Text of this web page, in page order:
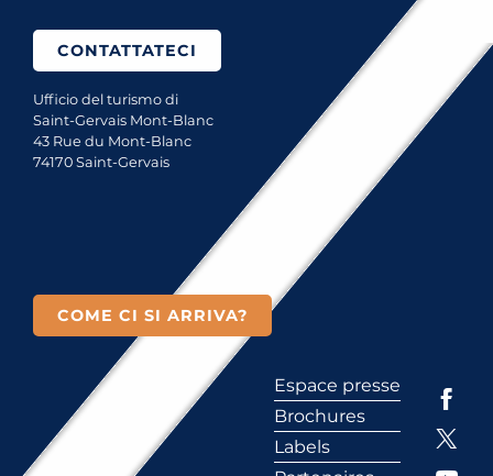
CONTATTATECI
Ufficio del turismo di
Saint-Gervais Mont-Blanc
43 Rue du Mont-Blanc
74170 Saint-Gervais
COME CI SI ARRIVA?
Espace presse
Brochures
Labels